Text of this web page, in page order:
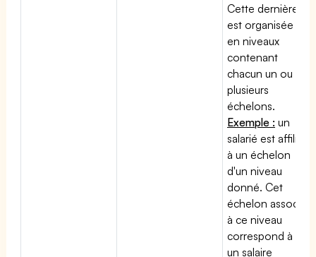
Cette dernière
est organisée
en niveaux
contenant
chacun un ou
plusieurs
échelons.
Exemple : un
salarié est affilié
à un échelon
d'un niveau
donné. Cet
échelon associé
à ce niveau
correspond à
un salaire